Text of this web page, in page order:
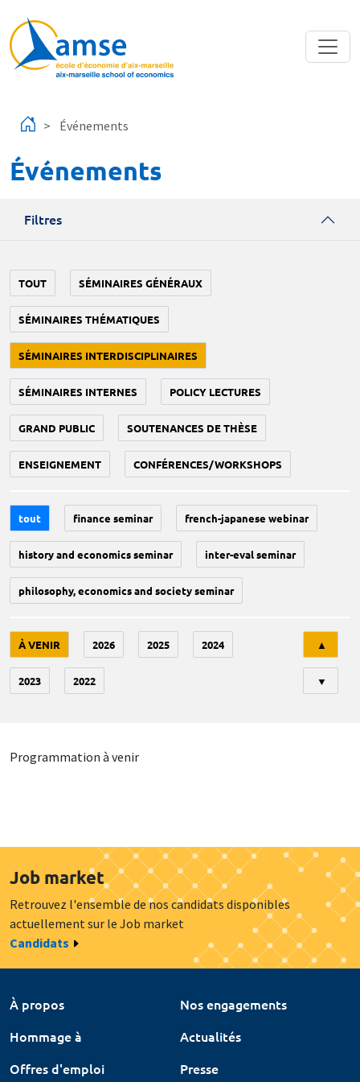
Événements
Événements
Filtres
TOUT SÉMINAIRES GÉNÉRAUX
SÉMINAIRES THÉMATIQUES
SÉMINAIRES INTERDISCIPLINAIRES
SÉMINAIRES INTERNES POLICY LECTURES
GRAND PUBLIC SOUTENANCES DE THÈSE
ENSEIGNEMENT CONFÉRENCES/WORKSHOPS
tout finance seminar french-japanese webinar
history and economics seminar inter-eval seminar
philosophy, economics and society seminar
À VENIR 2026 2025 2024
2023 2022
▲
▼
Programmation à venir
Job market
Retrouvez l'ensemble de nos candidats disponibles
actuellement sur le Job market
Candidats
À propos
Nos engagements
Hommage à
Actualités
Offres d'emploi
Presse